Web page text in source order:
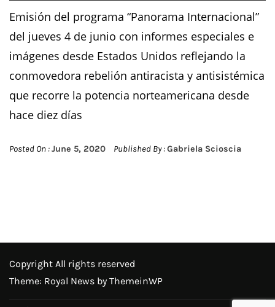
Emisión del programa “Panorama Internacional”
del jueves 4 de junio con informes especiales e
imágenes desde Estados Unidos reflejando la
conmovedora rebelión antiracista y antisistémica
que recorre la potencia norteamericana desde
hace diez días
Posted On :June 5, 2020 Published By :Gabriela Scioscia
Copyright All rights reserved
Theme: Royal News by ThemeinWP